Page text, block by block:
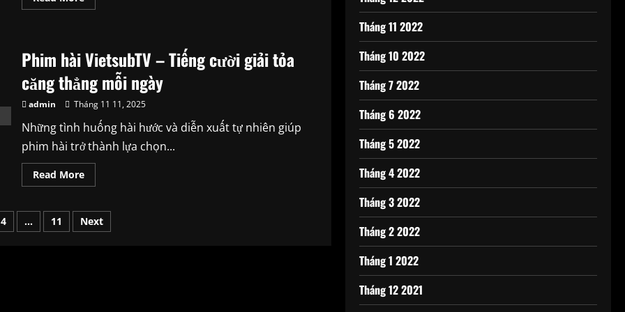
more
Quốc
phong
và
hấp
dẫn
Subnhanh
Phim hài VietsubTV – Tiếng cười giải tỏa
căng thẳng mỗi ngày
admin Tháng 11 11, 2025
Những tình huống hài hước và diễn xuất tự nhiên giúp
phim hài trở thành lựa chọn...
Read MoreRead
more
hài
VietsubTV
–
4 … 11 Next
Tháng 11 2022
Tháng 10 2022
Tháng 7 2022
Tháng 6 2022
Tháng 5 2022
Tháng 4 2022
Tháng 3 2022
Tháng 2 2022
Tháng 1 2022
Tháng 12 2021